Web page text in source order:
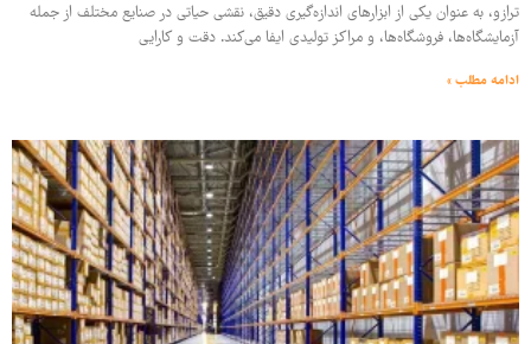
ترازو، به عنوان یکی از ابزارهای اندازه‌گیری دقیق، نقشی حیاتی در صنایع مختلف از جمله
آزمایشگاه‌ها، فروشگاه‌ها، و مراکز تولیدی ایفا می‌کند. دقت و کارایی
ادامه مطلب »